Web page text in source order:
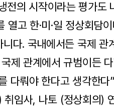
전의 시작이라는 평가도
고 한·미·일 정상회담
다. 국내에서든 국제 관
제 관계에서 규범이든
다뤄야 한다고 생각한다
임사, 나토 (정상회의)